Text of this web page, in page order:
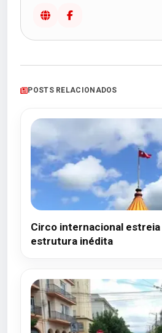
POSTS RELACIONADOS
Circo internacional
estrutura inédita